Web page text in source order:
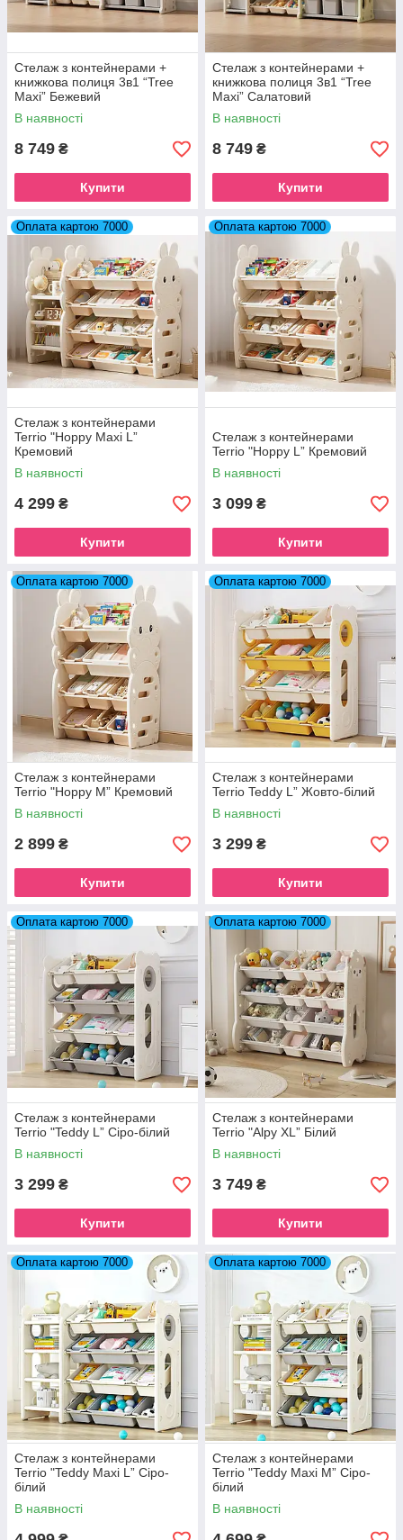
Стелаж з контейнерами +
книжкова полиця 3в1 “Tree
Maxi” Бежевий
В наявності
8 749 ₴
Купити
Стелаж з контейнерами +
книжкова полиця 3в1 “Tree
Maxi” Салатовий
В наявності
8 749 ₴
Купити
Оплата картою 7000
Стелаж з контейнерами
Terrio "Hoppy Maxi L”
Кремовий
В наявності
4 299 ₴
Купити
Оплата картою 7000
Стелаж з контейнерами
Terrio "Hoppy L” Кремовий
В наявності
3 099 ₴
Купити
Оплата картою 7000
Стелаж з контейнерами
Terrio "Hoppy M” Кремовий
В наявності
2 899 ₴
Купити
Оплата картою 7000
Стелаж з контейнерами
Terrio Teddy L” Жовто-білий
В наявності
3 299 ₴
Купити
Оплата картою 7000
Стелаж з контейнерами
Terrio "Teddy L” Сіро-білий
В наявності
3 299 ₴
Купити
Оплата картою 7000
Стелаж з контейнерами
Terrio "Alpy XL” Білий
В наявності
3 749 ₴
Купити
Оплата картою 7000
Стелаж з контейнерами
Terrio "Teddy Maxi L” Сіро-
білий
В наявності
Оплата картою 7000
Стелаж з контейнерами
Terrio "Teddy Maxi M” Сіро-
білий
В наявності